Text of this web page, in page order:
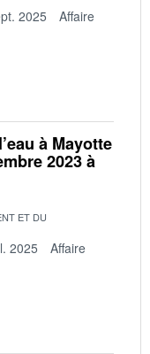
2025
Affaire
à Mayotte
2023 à
ET DU
2025
Affaire